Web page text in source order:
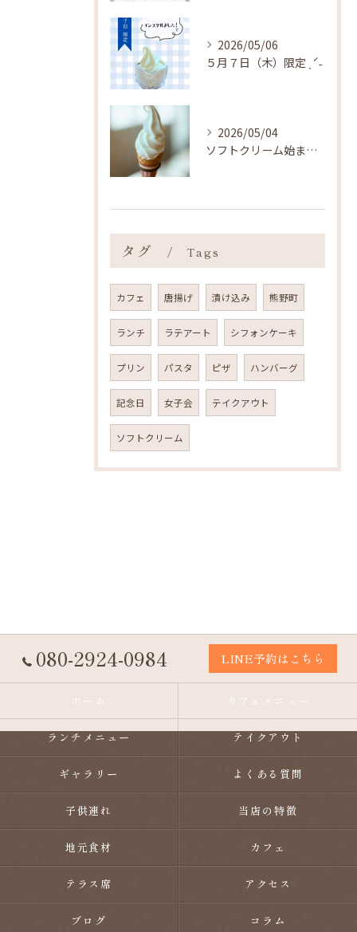
2026/05/06
５月７日（木）限定 ˎˊ˗
2026/05/04
ソフトクリーム始まりました ˎˊ˗
タグ Tags
カフェ 唐揚げ 漬け込み 熊野町
ランチ ラテアート シフォンケーキ
プリン パスタ ピザ ハンバーグ
記念日 女子会 テイクアウト
ソフトクリーム
080-2924-0984 LINE予約はこちら
ホーム カフェメニュー
ランチメニュー テイクアウト
ギャラリー よくある質問
子供連れ 当店の特徴
地元食材 カフェ
テラス席 アクセス
ブログ コラム